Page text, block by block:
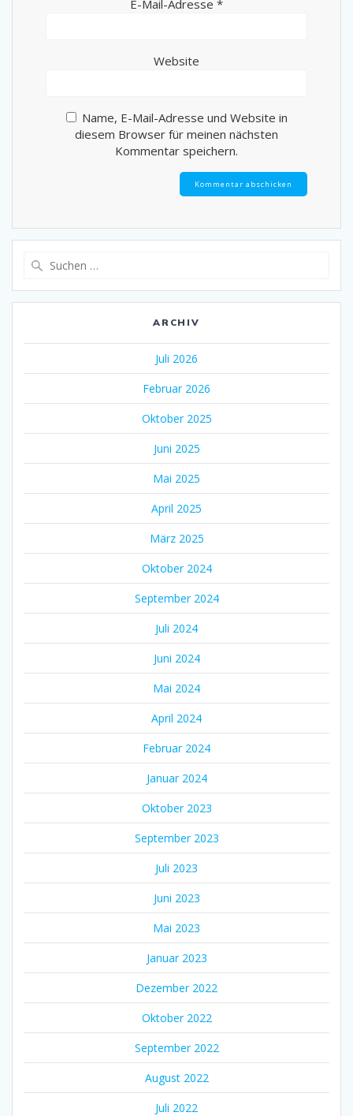
E-Mail-Adresse *
Website
Name, E-Mail-Adresse und Website in
diesem Browser für meinen nächsten
Kommentar speichern.
ARCHIV
Juli 2026
Februar 2026
Oktober 2025
Juni 2025
Mai 2025
April 2025
März 2025
Oktober 2024
September 2024
Juli 2024
Juni 2024
Mai 2024
April 2024
Februar 2024
Januar 2024
Oktober 2023
September 2023
Juli 2023
Juni 2023
Mai 2023
Januar 2023
Dezember 2022
Oktober 2022
September 2022
August 2022
Juli 2022